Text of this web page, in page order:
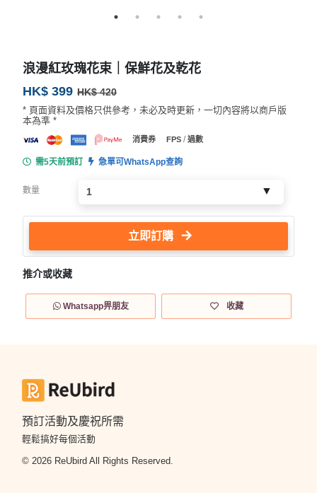
浪漫紅玫瑰花束｜保鮮花及乾花
HK$ 399 HK$ 420
* 頁面資料及價格只供參考，未必及時更新，一切內容將以商戶版
本為準 *
消費券 FPS / 過數
需5天前預訂 急單可WhatsApp查詢
數量
立即訂購
推介或收藏
Whatsapp畀朋友 收藏
預訂活動及慶祝所需
輕鬆搞好每個活動
© 2026 ReUbird All Rights Reserved.